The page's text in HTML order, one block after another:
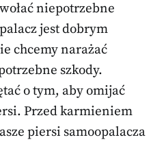
niepotrzebne
jest dobrym
chcemy narażać
szkody.
o tym, aby omijać
Przed karmieniem
piersi samoopalacza